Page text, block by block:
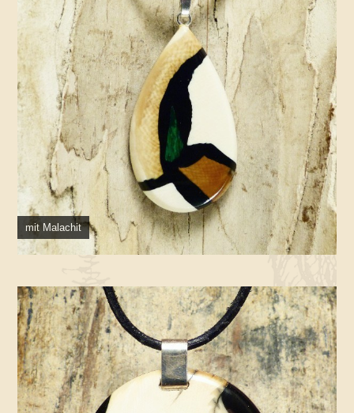
mit Malachit